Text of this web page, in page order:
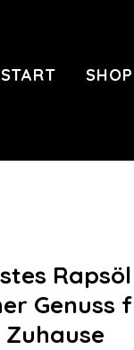
START SHOP
Genuss
Zuhause